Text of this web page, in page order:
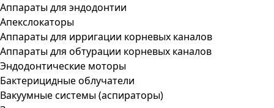
Аппараты для эндодонтии
Апекслокаторы
Аппараты для ирригации корневых каналов
Аппараты для обтурации корневых каналов
Эндодонтические моторы
Бактерицидные облучатели
Вакуумные системы (аспираторы)